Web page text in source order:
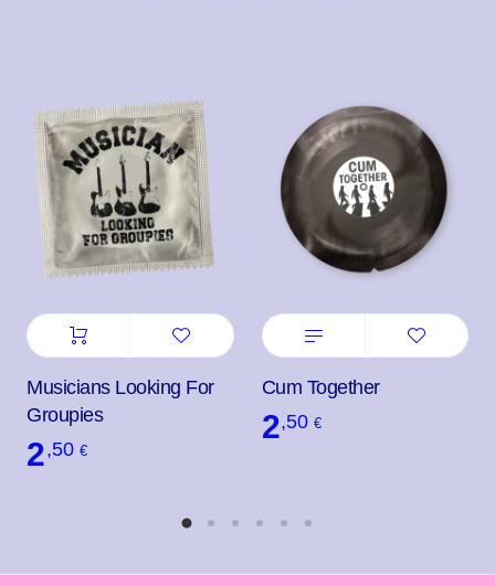
Musicians Looking For
Groupies
2,50 €
Cum Together
2,50€